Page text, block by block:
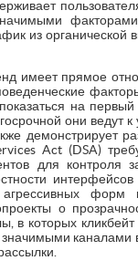
из
имеет прямое
на первый
они ведут
демонстрирует
Act (DSA)
для
агрессивных
о
в которых
каналами